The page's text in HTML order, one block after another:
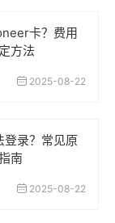
卡？费用
方法
2025-08-22
录？常见原
南
2025-08-22